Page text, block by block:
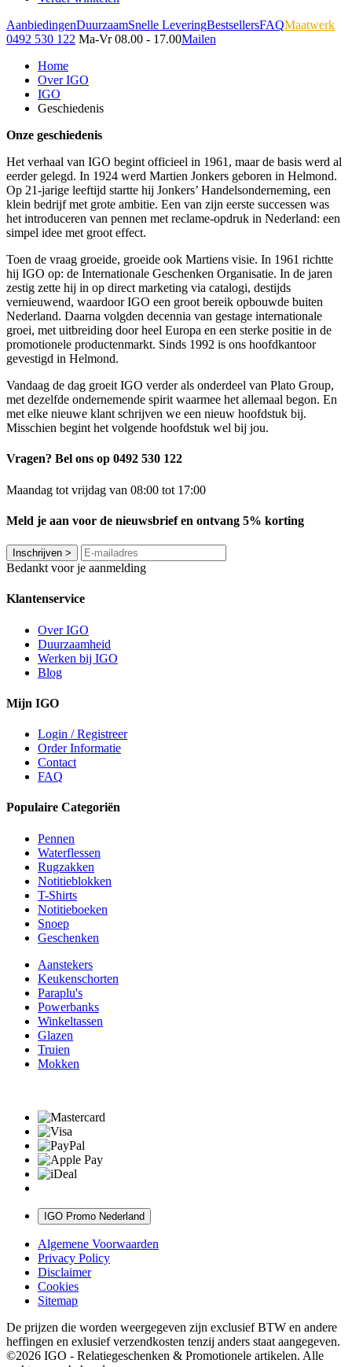
AanbiedingenDuurzaamSnelle LeveringBestsellersFAQMaatwerk
0492 530 122 Ma-Vr 08.00 - 17.00Mailen
Home
Over IGO
IGO
Geschiedenis
Onze geschiedenis
Het verhaal van IGO begint officieel in 1961, maar de basis werd al
eerder gelegd. In 1924 werd Martien Jonkers geboren in Helmond.
Op 21-jarige leeftijd startte hij Jonkers’ Handelsonderneming, een
klein bedrijf met grote ambitie. Een van zijn eerste successen was
het introduceren van pennen met reclame-opdruk in Nederland: een
simpel idee met groot effect.
Toen de vraag groeide, groeide ook Martiens visie. In 1961 richtte
hij IGO op: de Internationale Geschenken Organisatie. In de jaren
zestig zette hij in op direct marketing via catalogi, destijds
vernieuwend, waardoor IGO een groot bereik opbouwde buiten
Nederland. Daarna volgden decennia van gestage internationale
groei, met uitbreiding door heel Europa en een sterke positie in de
promotionele productenmarkt. Sinds 1992 is ons hoofdkantoor
gevestigd in Helmond.
Vandaag de dag groeit IGO verder als onderdeel van Plato Group,
met dezelfde ondernemende spirit waarmee het allemaal begon. En
met elke nieuwe klant schrijven we een nieuw hoofdstuk bij.
Misschien begint het volgende hoofdstuk wel bij jou.
Vragen? Bel ons op 0492 530 122
Maandag tot vrijdag van 08:00 tot 17:00
Meld je aan voor de nieuwsbrief en ontvang 5% korting
Inschrijven >
Bedankt voor je aanmelding
Klantenservice
Over IGO
Duurzaamheid
Werken bij IGO
Blog
Mijn IGO
Login / Registreer
Order Informatie
Contact
FAQ
Populaire Categoriën
Pennen
Waterflessen
Rugzakken
Notitieblokken
T-Shirts
Notitieboeken
Snoep
Geschenken
Aanstekers
Keukenschorten
Paraplu's
Powerbanks
Winkeltassen
Glazen
Truien
Mokken
IGO Promo Nederland
Algemene Voorwaarden
Privacy Policy
Disclaimer
Cookies
Sitemap
De prijzen die worden weergegeven zijn exclusief BTW en andere
heffingen en exlusief verzendkosten tenzij anders staat aangegeven.
©2026 IGO - Relatiegeschenken & Promotionele artikelen. Alle